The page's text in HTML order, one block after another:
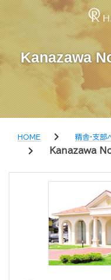
Kanazawa
HOME chevron_right 精舎・支部
chevron_right Kanazawa